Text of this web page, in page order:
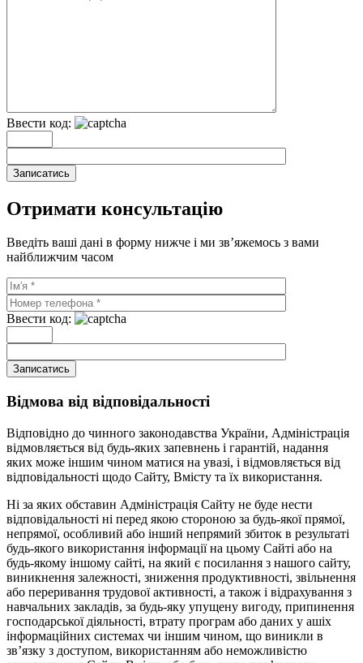
Ввести код:
Записатись
Отримати консультацію
Введіть ваші дані в форму нижче і ми зв’яжемось з вами
найближчим часом
Ввести код:
Записатись
Відмова від відповідальності
Відповідно до чинного законодавства України, Адміністрація
відмовляється від будь-яких запевнень і гарантій, надання
яких може іншим чином матися на увазі, і відмовляється від
відповідальності щодо Сайту, Вмісту та їх використання.
Ні за яких обставин Адміністрація Сайту не буде нести
відповідальності ні перед якою стороною за будь-якої прямої,
непрямої, особливий або інший непрямий збиток в результаті
будь-якого використання інформації на цьому Сайті або на
будь-якому іншому сайті, на який є посилання з нашого сайту,
виникнення залежності, зниження продуктивності, звільнення
або переривання трудової активності, а також і відрахування з
навчальних закладів, за будь-яку упущену вигоду, припинення
господарської діяльності, втрату програм або даних у ашіх
інформаційних системах чи іншим чином, що виникли в
зв’язку з доступом, використанням або неможливістю